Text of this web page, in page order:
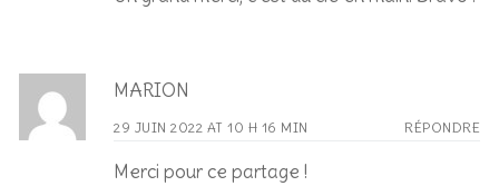
MARION
29 JUIN 2022 AT 10 H 16 MIN RÉPONDRE
Merci pour ce partage !